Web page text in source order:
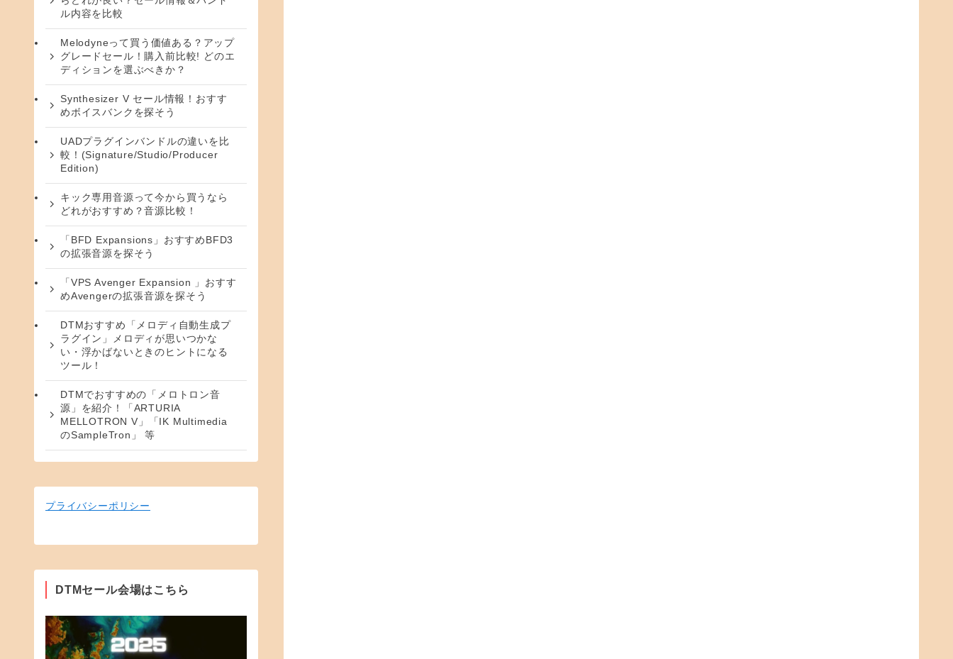
ル内容を比較
Melodyneって買う価値ある？アップ
グレードセール！購入前比較! どのエ
ディションを選ぶべきか？
Synthesizer V セール情報！おすす
めボイスバンクを探そう
UADプラグインバンドルの違いを比
較！(Signature/Studio/Producer
Edition)
キック専用音源って今から買うなら
どれがおすすめ？音源比較！
「BFD Expansions」おすすめBFD3
の拡張音源を探そう
「VPS Avenger Expansion 」おすす
めAvengerの拡張音源を探そう
DTMおすすめ「メロディ自動生成プ
ラグイン」メロディが思いつかな
い・浮かばないときのヒントになる
ツール！
DTMでおすすめの「メロトロン音
源」を紹介！「ARTURIA
MELLOTRON V」「IK Multimedia
のSampleTron」 等
プライバシーポリシー
DTMセール会場はこちら